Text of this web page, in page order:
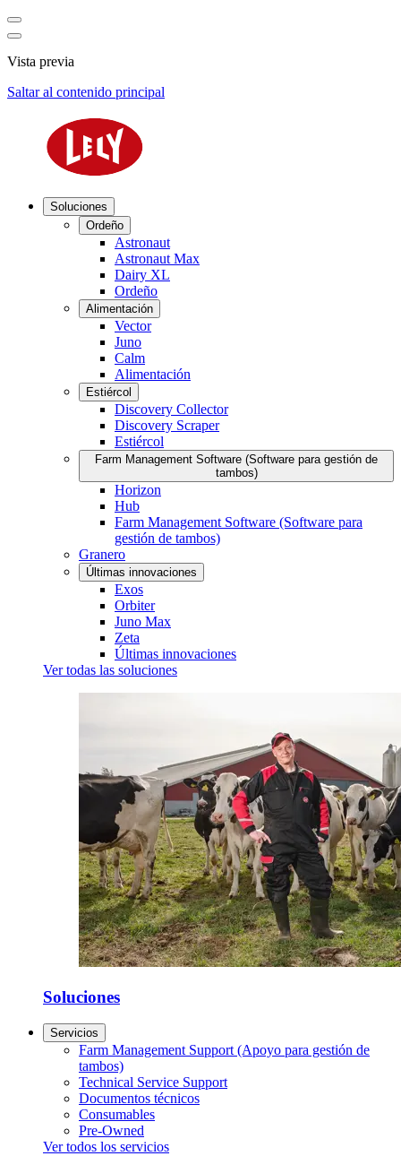
Vista previa
Saltar al contenido principal
Soluciones
Ordeño
Astronaut
Astronaut Max
Dairy XL
Ordeño
Alimentación
Vector
Juno
Calm
Alimentación
Estiércol
Discovery Collector
Discovery Scraper
Estiércol
Farm Management Software (Software para gestión de
tambos)
Horizon
Hub
Farm Management Software (Software para
gestión de tambos)
Granero
Últimas innovaciones
Exos
Orbiter
Juno Max
Zeta
Últimas innovaciones
Ver todas las soluciones
Soluciones
Servicios
Farm Management Support (Apoyo para gestión de
tambos)
Technical Service Support
Documentos técnicos
Consumables
Pre-Owned
Ver todos los servicios